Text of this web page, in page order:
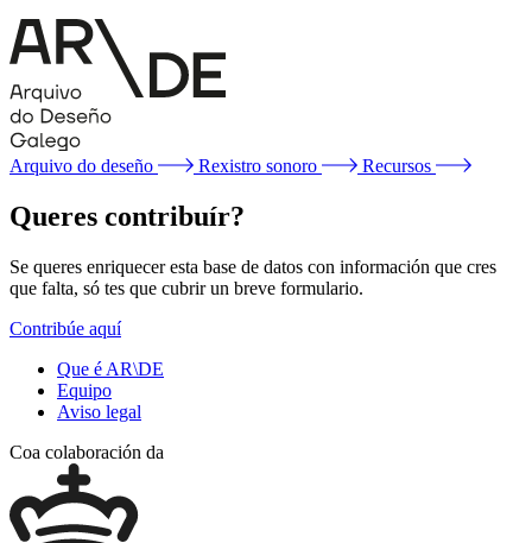
Arquivo do deseño Rexistro sonoro Recursos
Queres contribuír?
Se queres enriquecer esta base de datos con información que cres
que falta, só tes que cubrir un breve formulario.
Contribúe aquí
Que é AR\DE
Equipo
Aviso legal
Coa colaboración da